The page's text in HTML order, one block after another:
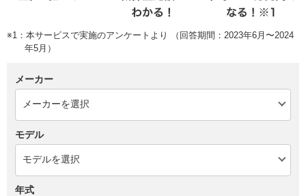
※1：本サービスで実施のアンケートより （回答期間：2023年6月〜2024
年5月）
メーカー
モデル
年式